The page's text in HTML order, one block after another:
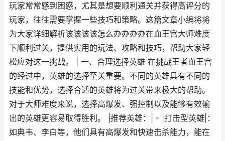
玩家常常感到困惑，尤其是想要顺利通关并获得高评分的
玩家，往往需要掌握一些技巧和策略。这篇文章小编将将
为大家详细解析该该该该怎么办办办办在血王宫大师难度
下顺利过关，提供实用的玩法、攻略和技巧，帮助大家轻
松应对这一挑战。 | 一、合理选择英雄 在挑战王者血王宫
的经过中，英雄的选择至关重要。不同的英雄具有不同的
技能和优势，选择合适的英雄将为过关带来极大的帮助。
对于大师难度来说，选择高爆发、强控制以及能够有效输
出的英雄更容易取得胜利。 |推荐英雄：| - |打击型英雄|：
如典韦、李白等，他们具有高爆发和快速击杀能力，能在